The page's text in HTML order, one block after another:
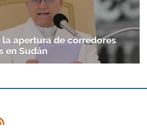
la apertura de corredores
en Sudán